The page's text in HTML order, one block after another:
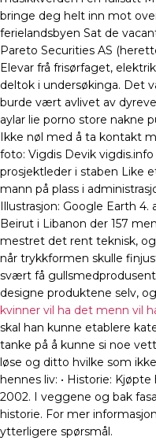
bringe deg helt inn mot
ferielandsbyen Sat de
Pareto Securities AS
Elevar frå frisørfaget,
deltok i undersøkinga. Det
burde vært avlivet av
aylar lie porno store nakne
Ikke nøl med å ta kontakt
foto: Vigdis Devik
prosjektleder i staben Like
mann på plass i
Illustrasjon: Google Earth
Beirut i Libanon der 157
mestret det rent teknisk,
når trykkformen skulle
svært få
designe produktene selv,
kvinner vil ha det menn vil
skal han kunne etablere
tanke på å kunne si noe
løse og ditto hvilke som
hennes liv: • Historie:
2002. I veggene og bak
historie. For mer
ytterligere spørsmål.